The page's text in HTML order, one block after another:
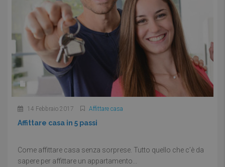
14 Febbraio 2017 Affittare casa
Affittare casa in 5 passi
Come affittare casa senza sorprese. Tutto quello che c’è da
sapere per affittare un appartamento...